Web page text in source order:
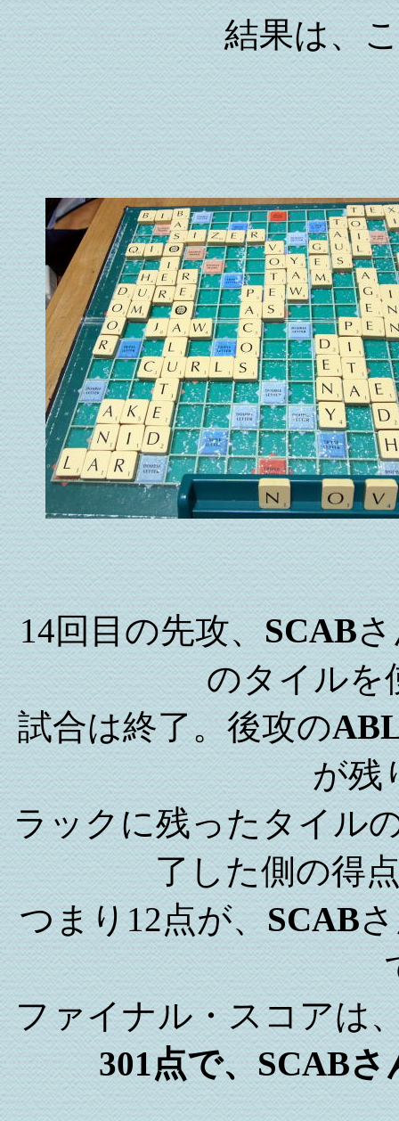
結果は、
14回目の先攻、SCAB
のタイルを
試合は終了。後攻の
が残
ラックに残ったタイル
了した側の得
つまり12点が、SCAB
ファイナル・スコアは
301点で、SCAB